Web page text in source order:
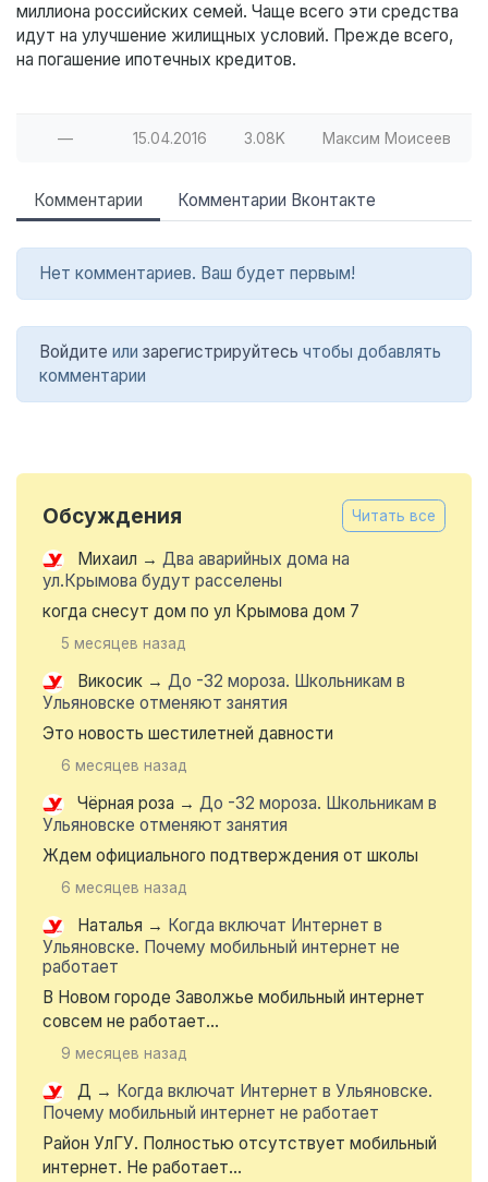
миллиона российских семей. Чаще всего эти средства
идут на улучшение жилищных условий. Прежде всего,
на погашение ипотечных кредитов.
— 15.04.2016 3.08K Максим Моисеев
Комментарии Комментарии Вконтакте
Нет комментариев. Ваш будет первым!
Войдите или зарегистрируйтесь чтобы добавлять
комментарии
Обсуждения Читать все
Михаил → Два аварийных дома на
ул.Крымова будут расселены
когда снесут дом по ул Крымова дом 7
5 месяцев назад
Викосик → До -32 мороза. Школьникам в
Ульяновске отменяют занятия
Это новость шестилетней давности
6 месяцев назад
Чёрная роза → До -32 мороза. Школьникам в
Ульяновске отменяют занятия
Ждем официального подтверждения от школы
6 месяцев назад
Наталья → Когда включат Интернет в
Ульяновске. Почему мобильный интернет не
работает
В Новом городе Заволжье мобильный интернет
совсем не работает...
9 месяцев назад
Д → Когда включат Интернет в Ульяновске.
Почему мобильный интернет не работает
Район УлГУ. Полностью отсутствует мобильный
интернет. Не работает...